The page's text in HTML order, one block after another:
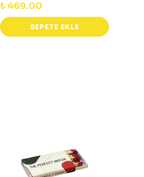
₺ 469.00
SEPETE EKLE